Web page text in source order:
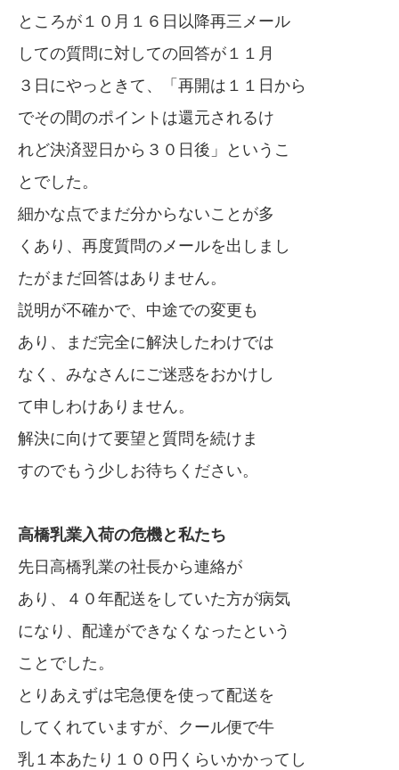
ところが１０月１６日以降再三メール
しての質問に対しての回答が１１月
３日にやっときて、「再開は１１日から
でその間のポイントは還元されるけ
れど決済翌日から３０日後」というこ
とでした。
細かな点でまだ分からないことが多
くあり、再度質問のメールを出しまし
たがまだ回答はありません。
説明が不確かで、中途での変更も
あり、まだ完全に解決したわけでは
なく、みなさんにご迷惑をおかけし
て申しわけありません。
解決に向けて要望と質問を続けま
すのでもう少しお待ちください。
高橋乳業入荷の危機と私たち
先日高橋乳業の社長から連絡が
あり、４０年配送をしていた方が病気
になり、配達ができなくなったという
ことでした。
とりあえずは宅急便を使って配送を
してくれていますが、クール便で牛
乳１本あたり１００円くらいかかってし